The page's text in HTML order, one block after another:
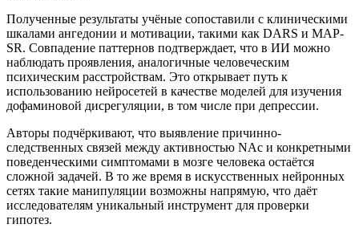
Полученные результаты учёные сопоставили с клиническими
шкалами ангедонии и мотивации, такими как DARS и MAP-
SR. Совпадение паттернов подтверждает, что в ИИ можно
наблюдать проявления, аналогичные человеческим
психическим расстройствам. Это открывает путь к
использованию нейросетей в качестве моделей для изучения
дофаминовой дисрегуляции, в том числе при депрессии.
Авторы подчёркивают, что выявление причинно-
следственных связей между активностью NAc и конкретными
поведенческими симптомами в мозге человека остаётся
сложной задачей. В то же время в искусственных нейронных
сетях такие манипуляции возможны напрямую, что даёт
исследователям уникальный инструмент для проверки
гипотез.